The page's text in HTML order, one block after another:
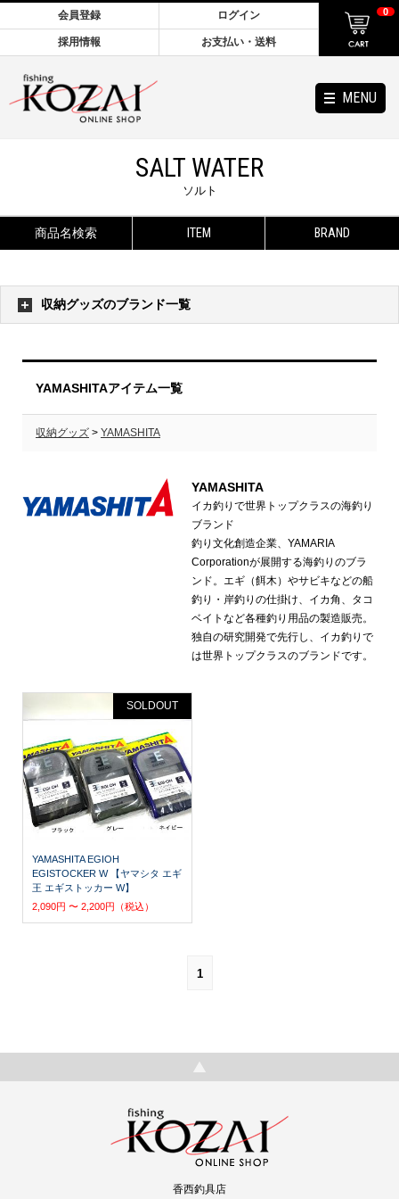
MENU
会員登録 ログイン
採用情報 お支払い・送料
0
SALT WATER
ソルト
商品名検索 ITEM BRAND
収納グッズのブランド一覧
YAMASHITAアイテム一覧
収納グッズ > YAMASHITA
YAMASHITA
イカ釣りで世界トップクラスの海釣り
ブランド
釣り文化創造企業、YAMARIA
Corporationが展開する海釣りのブラ
ンド。エギ（餌木）やサビキなどの船
釣り・岸釣りの仕掛け、イカ角、タコ
ベイトなど各種釣り用品の製造販売。
独自の研究開発で先行し、イカ釣りで
は世界トップクラスのブランドです。
YAMASHITA EGIOH
EGISTOCKER W 【ヤマシタ エギ
王 エギストッカー W】
2,090円 〜 2,200円（税込）
SOLDOUT
1
香西釣具店